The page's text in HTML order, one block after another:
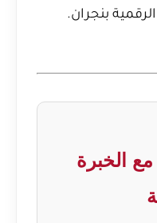
بنجران.
الخبرة